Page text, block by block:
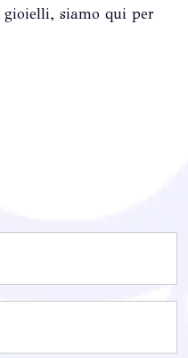
siamo qui per